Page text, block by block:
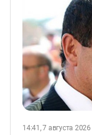
14:41, 7 августа 2026